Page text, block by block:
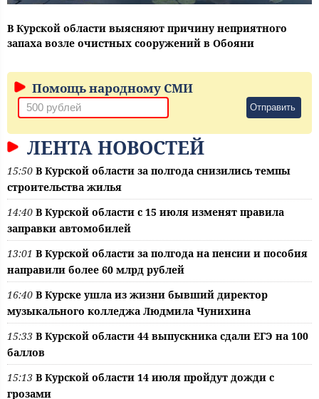
В Курской области выясняют причину неприятного
запаха возле очистных сооружений в Обояни
Помощь народному СМИ
Отправить
ЛЕНТА НОВОСТЕЙ
15:50 В Курской области за полгода снизились темпы
строительства жилья
14:40 В Курской области с 15 июля изменят правила
заправки автомобилей
13:01 В Курской области за полгода на пенсии и пособия
направили более 60 млрд рублей
16:40 В Курске ушла из жизни бывший директор
музыкального колледжа Людмила Чунихина
15:33 В Курской области 44 выпускника сдали ЕГЭ на 100
баллов
15:13 В Курской области 14 июля пройдут дожди с
грозами